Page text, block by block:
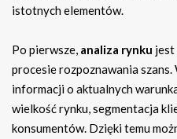
istotnych elementów.
Po pierwsze, analiza rynku jest
procesie rozpoznawania
informacji o aktualnych
wielkość rynku, segmentacja
konsumentów. Dzięki temu